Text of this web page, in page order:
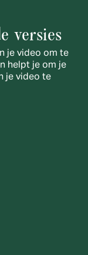
versies
je video om te
helpt je om je
je video te